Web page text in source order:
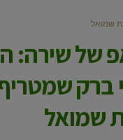
שמואל
של שירה:
ברק
שמואל